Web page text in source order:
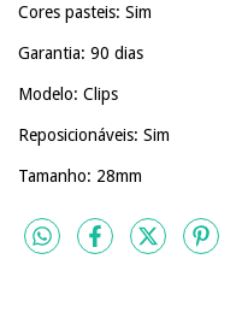
Cores pasteis: Sim
Garantia: 90 dias
Modelo: Clips
Reposicionáveis: Sim
Tamanho: 28mm